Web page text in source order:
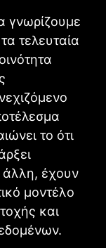
γνωρίζουμε
τελευταία
το ότι
άλλη, έχουν
μοντέλο
και